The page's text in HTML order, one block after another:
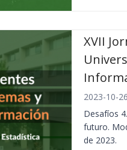
XVII
2023-10-
Desafíos
futuro.
de 2023.